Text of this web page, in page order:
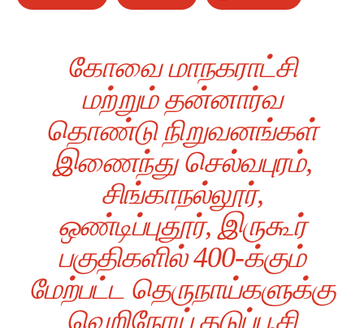
கோவை மாநகராட்சி
மற்றும் தன்னார்வ
தொண்டு நிறுவனங்கள்
இணைந்து செல்வபுரம்,
சிங்காநல்லூர்,
ஒண்டிப்புதூர், இருகூர்
பகுதிகளில் 400-க்கும்
மேற்பட்ட தெருநாய்களுக்கு
வெறிநோய் தடுப்பூசி